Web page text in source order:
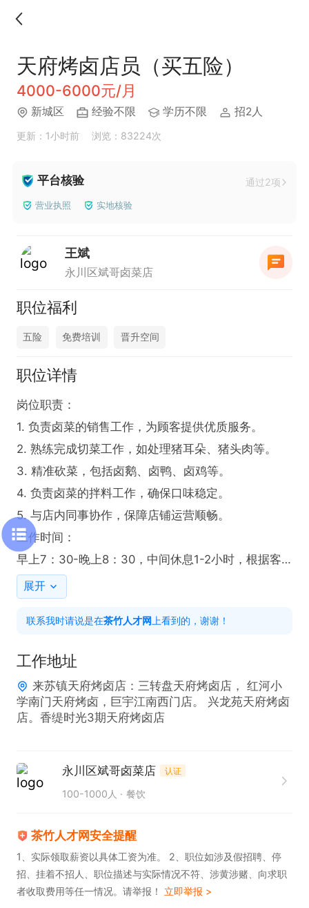
天府烤卤店员（买五险）
4000-6000元/月
新城区 经验不限 学历不限 招2人
更新：1小时前 浏览：83224次
平台核验 通过2项
营业执照 实地核验
王斌
永川区斌哥卤菜店
职位福利
五险 免费培训 晋升空间
职位详情
岗位职责：
1. 负责卤菜的销售工作，为顾客提供优质服务。
2. 熟练完成切菜工作，如处理猪耳朵、猪头肉等。
3. 精准砍菜，包括卤鹅、卤鸭、卤鸡等。
4. 负责卤菜的拌料工作，确保口味稳定。
5. 与店内同事协作，保障店铺运营顺畅。
工作时间：
早上7：30-晚上8：30，中间休息1-2小时，根据客
流在调整休息时间
任职要求：
2. 拥有较强的沟通能力及服务意识，能吃苦耐劳。
3. 身体健康，可适应岗位工作强度。
4.只接受25-48之间
薪资福利：
1. 提供重庆五险保障。
3. 岗位学习期约 25 天，学习期间工资 60-100 元/
天。
展开
联系我时请说是在茶竹人才网 上看到的，谢谢！
工作地址
来苏镇天府烤卤店：三转盘天府烤卤店， 红河小
学南门天府烤卤，巨宇江南西门店。 兴龙苑天府烤卤
店。香缇时光3期天府烤卤店
永川区斌哥卤菜店 认证
100-1000人 餐饮
茶竹人才网安全提醒
1、实际领取薪资以具体工资为准。 2、职位如涉及假招聘、停
招、挂着不招人、职位描述与实际情况不符、涉黄涉赌、向求职
者收取费用等任一情况。请举报！ 立即举报 >